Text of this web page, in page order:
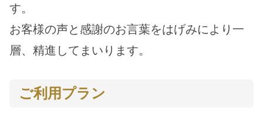
す。
お客様の声と感謝のお言葉をはげみにより一
層、精進してまいります。
ご利用プラン